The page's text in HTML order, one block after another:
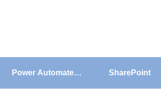
Power Automate SharePoint